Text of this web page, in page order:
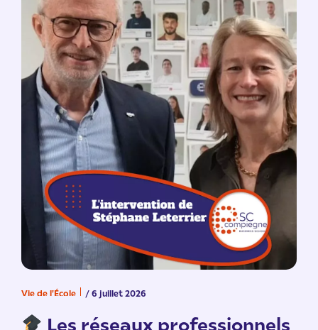
Vie de l'École / 6 juillet 2026
Les réseaux professionnels